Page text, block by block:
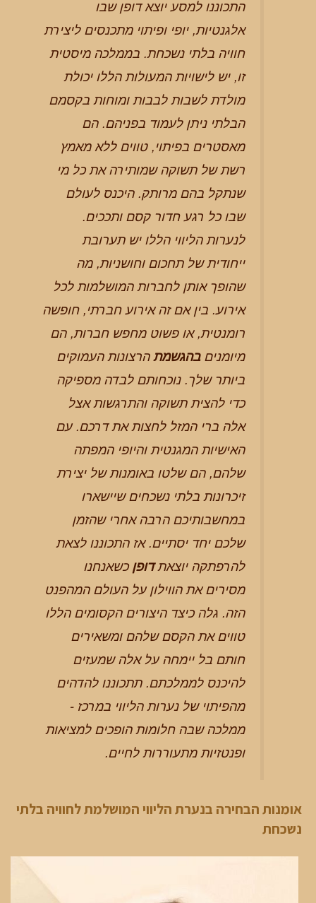
התכוננו למסע יוצא דופן שבו
אלגנטיות, יופי ופיתוי מתכנסים ליצירת
חוויה בלתי נשכחת. בממלכה מיסטית
זו, יש לישויות המעולות הללו יכולת
מולדת לשבות לבבות ומוחות בקסמם
הבלתי ניתן לעמוד בפניהם. הם
מאסטרים בפיתוי, טווים ללא מאמץ
רשת של תשוקה שמותירה את כל מי
שנתקל בהם מרותק. היכנס לעולם
שבו כל רגע חדור קסם ותככים.
לנערות הליווי הללו יש תערובת
ייחודית של תחכום וחושניות, מה
שהופך אותן לחברות המושלמות לכל
אירוע. בין אם זה אירוע חברתי, חופשה
רומנטית, או פשוט מחפש חברות, הם
מיומניםבהגשמתהרצונות העמוקים
ביותר שלך. נוכחותם לבדה מספיקה
כדי להצית תשוקה והתרגשות אצל
אלה ברי המזל לחצות את דרכם. עם
האישיות המגנטית והיופי המפתה
שלהם, הם שלטו באומנות של יצירת
זיכרונות בלתי נשכחים שיישארו
במחשבותיכם הרבה אחרי שהזמן
שלכם יחד יסתיים. אז התכוננו לצאת
להרפתקה יוצאתדופן כשאנחנו
מסירים את הווילון על העולם המהפנט
הזה. גלה כיצד היצורים הקסומים הללו
טווים את הקסם שלהם ומשאירים
חותם בל יימחה על אלה שמעזים
להיכנס לממלכתם. תתכוננו להדהים
מהפיתוי של נערות הליווי במרכז -
ממלכה שבה חלומות הופכים למציאות
ופנטזיות מתעוררות לחיים.
אומנות הבחירה בנערת הליווי המושלמת לחוויה בלתי
נשכחת